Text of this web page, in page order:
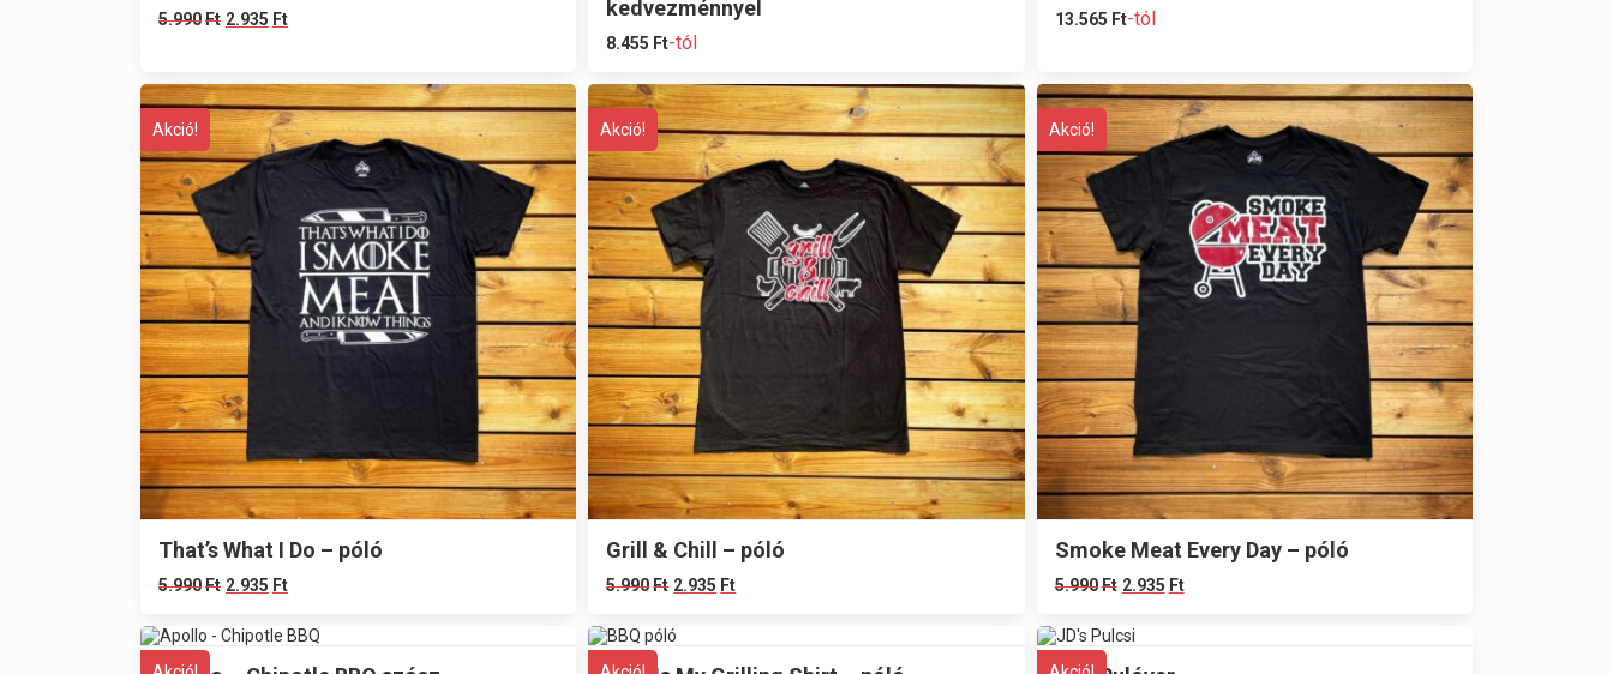
5.990Ft 2.935 Ft
kedvezménnyel
8.455 Ft-tól
13.565 Ft-tól
Akció!
That’s What I Do – póló
5.990Ft 2.935 Ft
Akció!
Grill & Chill – póló
5.990Ft 2.935 Ft
Akció!
Smoke Meat Every Day – póló
5.990Ft 2.935 Ft